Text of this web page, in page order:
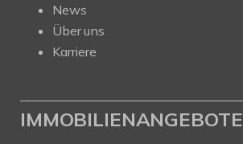
News
Über uns
Karriere
IMMOBILIENANGEBOTE